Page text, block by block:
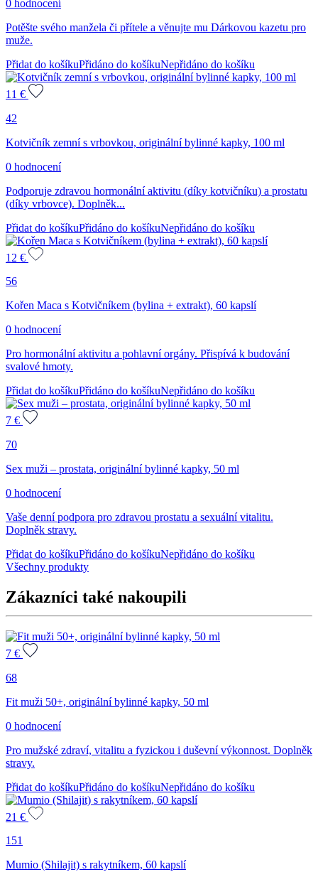
0 hodnocení
Potěšte svého manžela či přítele a věnujte mu Dárkovou kazetu pro
muže.
Přidat do košíkuPřidáno do košíkuNepřidáno do košíku
11 €
42
Kotvičník zemní s vrbovkou, originální bylinné kapky, 100 ml
0 hodnocení
Podporuje zdravou hormonální aktivitu (díky kotvičníku) a prostatu
(díky vrbovce). Doplněk...
Přidat do košíkuPřidáno do košíkuNepřidáno do košíku
12 €
56
Kořen Maca s Kotvičníkem (bylina + extrakt), 60 kapslí
0 hodnocení
Pro hormonální aktivitu a pohlavní orgány. Přispívá k budování
svalové hmoty.
Přidat do košíkuPřidáno do košíkuNepřidáno do košíku
7 €
70
Sex muži – prostata, originální bylinné kapky, 50 ml
0 hodnocení
Vaše denní podpora pro zdravou prostatu a sexuální vitalitu.
Doplněk stravy.
Přidat do košíkuPřidáno do košíkuNepřidáno do košíku
Všechny produkty
Zákazníci také nakoupili
7 €
68
Fit muži 50+, originální bylinné kapky, 50 ml
0 hodnocení
Pro mužské zdraví, vitalitu a fyzickou i duševní výkonnost. Doplněk
stravy.
Přidat do košíkuPřidáno do košíkuNepřidáno do košíku
21 €
151
Mumio (Shilajit) s rakytníkem, 60 kapslí